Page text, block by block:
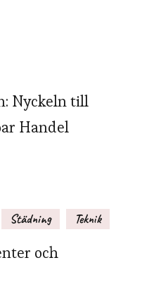
Nyckeln till
Handel
Städning Teknik
och